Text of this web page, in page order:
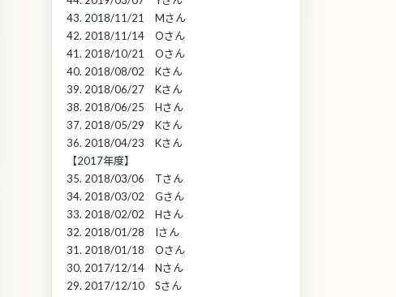
43. 2018/11/21 Mさん
42. 2018/11/14 Oさん
41. 2018/10/21 Oさん
40. 2018/08/02 Kさん
39. 2018/06/27 Kさん
38. 2018/06/25 Hさん
37. 2018/05/29 Kさん
36. 2018/04/23 Kさん
【2017年度】
35. 2018/03/06 Tさん
34. 2018/03/02 Gさん
33. 2018/02/02 Hさん
32. 2018/01/28 Iさん
31. 2018/01/18 Oさん
30. 2017/12/14 Nさん
29. 2017/12/10 Sさん